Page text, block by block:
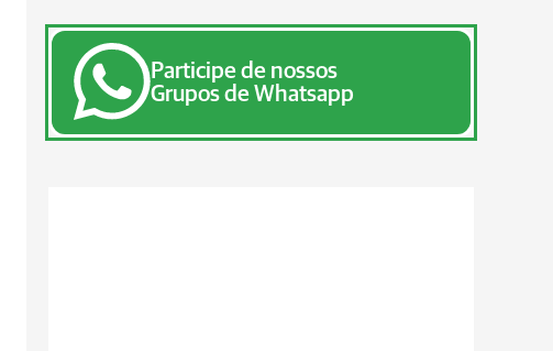
Participe de nossos
Grupos de Whatsapp